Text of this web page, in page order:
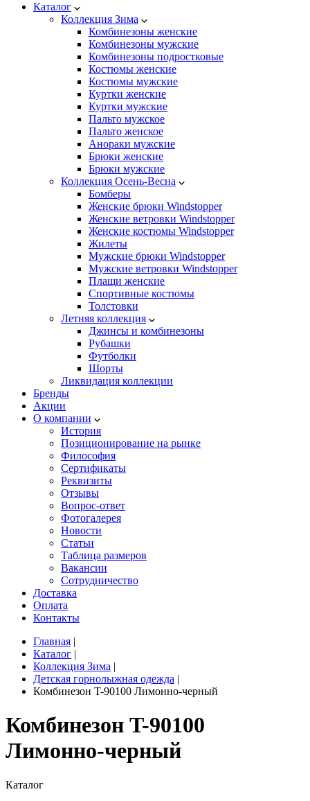
Каталог
Коллекция Зима
Комбинезоны женские
Комбинезоны мужские
Комбинезоны подростковые
Костюмы женские
Костюмы мужские
Куртки женские
Куртки мужские
Пальто мужское
Пальто женское
Анораки мужские
Брюки женские
Брюки мужские
Коллекция Осень-Весна
Бомберы
Женские брюки Windstopper
Женские ветровки Windstopper
Женские костюмы Windstopper
Жилеты
Мужские брюки Windstopper
Мужские ветровки Windstopper
Плащи женские
Спортивные костюмы
Толстовки
Летняя коллекция
Джинсы и комбинезоны
Рубашки
Футболки
Шорты
Ликвидация коллекции
Бренды
Акции
О компании
История
Позиционирование на рынке
Философия
Сертификаты
Реквизиты
Отзывы
Вопрос-ответ
Фотогалерея
Новости
Статьи
Таблица размеров
Вакансии
Сотрудничество
Доставка
Оплата
Контакты
Главная |
Каталог |
Коллекция Зима |
Детская горнолыжная одежда |
Комбинезон T-90100 Лимонно-черный
Комбинезон T-90100
Лимонно-черный
Каталог